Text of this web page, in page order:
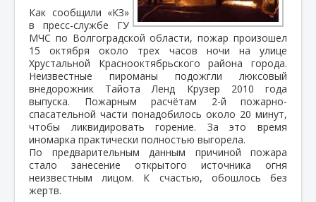
Как сообщили «КЗ»
в пресс-службе ГУ
МЧС по Волгоградской области, пожар произошел
15 октября около трех часов ночи на улице
Хрустальной Краснооктябрьского района города.
Неизвестные пироманы подожгли люксовый
внедорожник Тайота Ленд Крузер 2010 года
выпуска. Пожарным расчётам 2-й пожарно-
спасательной части понадобилось около 20 минут,
чтобы ликвидировать горение. За это время
иномарка практически полностью выгорела.
По предварительным данным причиной пожара
стало занесение открытого источника огня
неизвестным лицом. К счастью, обошлось без
жертв.